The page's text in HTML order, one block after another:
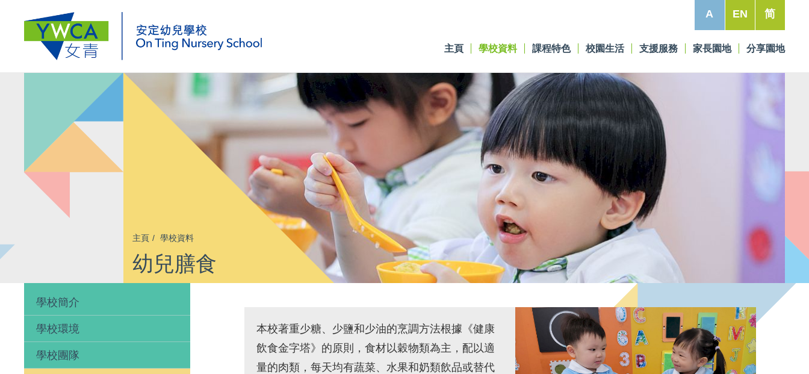
A EN 简
主頁 學校資料 課程特色 校園生活 支援服務 家長園地 分享園地
主頁 學校資料
幼兒膳食
學校簡介
學校環境
學校團隊
本校著重少糖、少鹽和少油的烹調方法根據《健康
飲食金字塔》的原則，食材以穀物類為主，配以適
量的肉類，每天均有蔬菜、水果和奶類飲品或替代